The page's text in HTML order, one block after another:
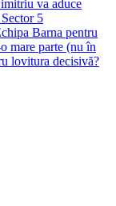
va aduce
5
Barna pentru
mare parte (nu în
lovitura decisivă?